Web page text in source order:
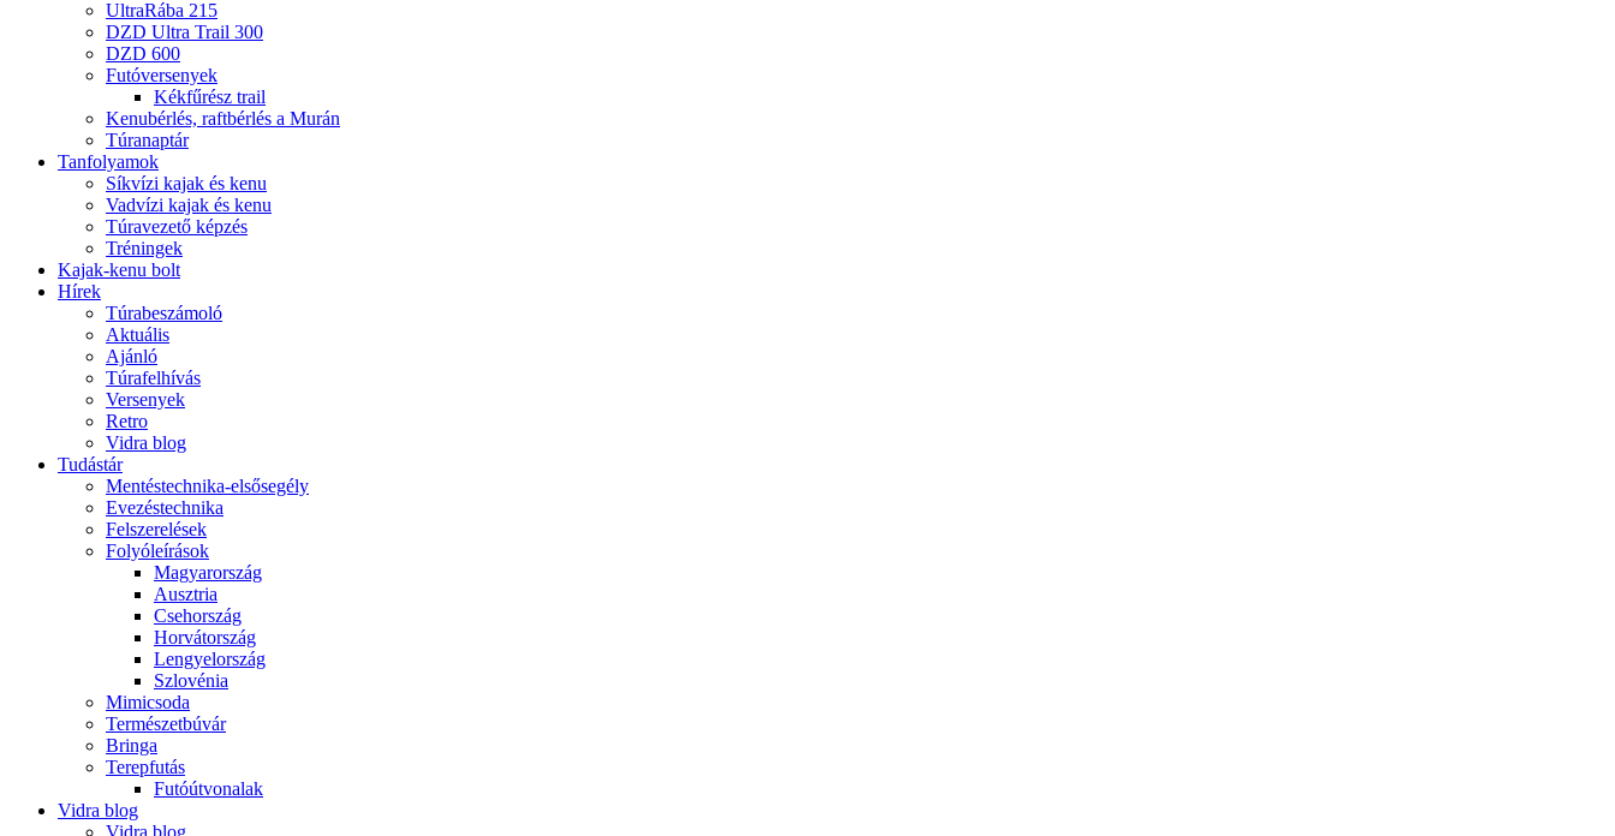
UltraRába 215
DZD Ultra Trail 300
DZD 600
Futóversenyek
Kékfűrész trail
Kenubérlés, raftbérlés a Murán
Túranaptár
Tanfolyamok
Síkvízi kajak és kenu
Vadvízi kajak és kenu
Túravezető képzés
Tréningek
Kajak-kenu bolt
Hírek
Túrabeszámoló
Aktuális
Ajánló
Túrafelhívás
Versenyek
Retro
Vidra blog
Tudástár
Mentéstechnika-elsősegély
Evezéstechnika
Felszerelések
Folyóleírások
Magyarország
Ausztria
Csehország
Horvátország
Lengyelország
Szlovénia
Mimicsoda
Természetbúvár
Bringa
Terepfutás
Futóútvonalak
Vidra blog
Vidra blog